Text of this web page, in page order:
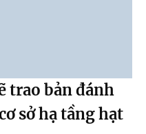
trao bản đánh
sở hạ tầng hạt